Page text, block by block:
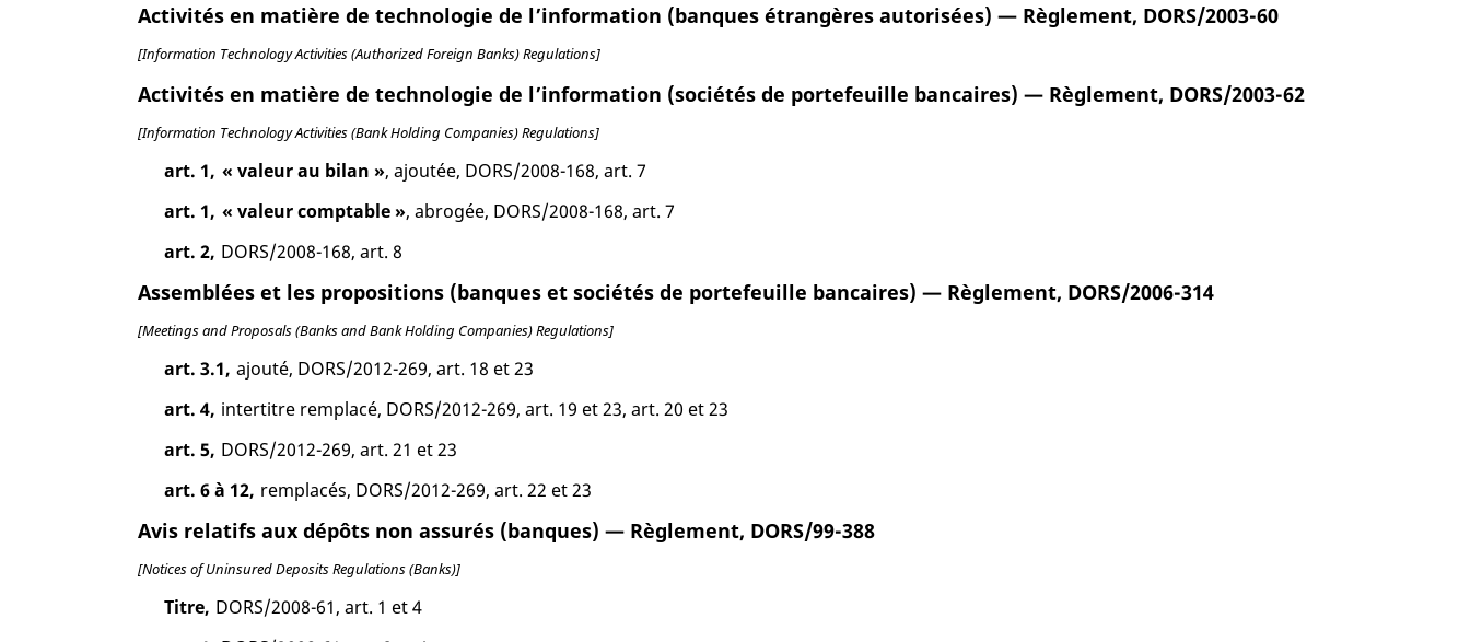
Activités en matière de technologie de l’information (banques étrangères autorisées) — Règlement, DORS/2003-60
[Information Technology Activities (Authorized Foreign Banks) Regulations]
Activités en matière de technologie de l’information (sociétés de portefeuille bancaires) — Règlement, DORS/2003-62
[Information Technology Activities (Bank Holding Companies) Regulations]
art. 1, « valeur au bilan » , ajoutée, DORS/2008-168, art. 7
art. 1, « valeur comptable » , abrogée, DORS/2008-168, art. 7
art. 2, DORS/2008-168, art. 8
Assemblées et les propositions (banques et sociétés de portefeuille bancaires) — Règlement, DORS/2006-314
[Meetings and Proposals (Banks and Bank Holding Companies) Regulations]
art. 3.1, ajouté, DORS/2012-269, art. 18 et 23
art. 4, intertitre remplacé, DORS/2012-269, art. 19 et 23, art. 20 et 23
art. 5, DORS/2012-269, art. 21 et 23
art. 6 à 12, remplacés, DORS/2012-269, art. 22 et 23
Avis relatifs aux dépôts non assurés (banques) — Règlement, DORS/99-388
[Notices of Uninsured Deposits Regulations (Banks)]
Titre, DORS/2008-61, art. 1 et 4